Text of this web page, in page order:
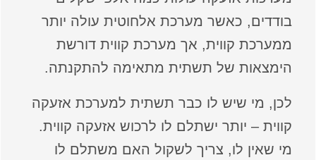
בודדים, כאשר מערכת אלחוטית עולה יותר
ממערכת קווית, אך מערכת קווית דורשת
הימצאות של תשתית מתאימה להתקנתה.
לכן, מי שיש לו כבר תשתית למערכת אזעקה
קווית – יותר ישתלם לו לרכוש אזעקה קווית.
מי שאין לו, צריך לשקול האם משתלם לו